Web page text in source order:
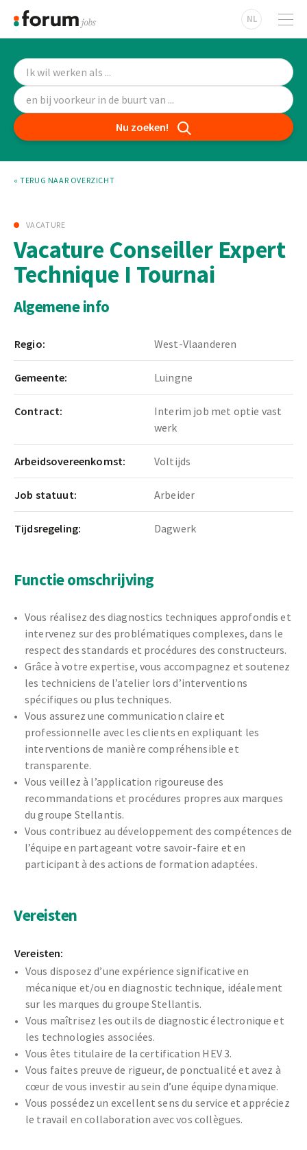
NL
Nu zoeken!
« TERUG NAAR OVERZICHT
VACATURE
Vacature Conseiller Expert
Technique I Tournai
Algemene info
Regio: West-Vlaanderen
Gemeente: Luingne
Contract:
Interim job met optie vast
werk
Arbeidsovereenkomst: Voltijds
Job statuut: Arbeider
Tijdsregeling: Dagwerk
Functie omschrijving
Vous réalisez des diagnostics techniques approfondis et
intervenez sur des problématiques complexes, dans le
respect des standards et procédures des constructeurs.
Grâce à votre expertise, vous accompagnez et soutenez
les techniciens de l’atelier lors d’interventions
spécifiques ou plus techniques.
Vous assurez une communication claire et
professionnelle avec les clients en expliquant les
interventions de manière compréhensible et
transparente.
Vous veillez à l’application rigoureuse des
recommandations et procédures propres aux marques
du groupe Stellantis.
Vous contribuez au développement des compétences de
l’équipe en partageant votre savoir-faire et en
participant à des actions de formation adaptées.
Vereisten
Vereisten:
Vous disposez d’une expérience significative en
mécanique et/ou en diagnostic technique, idéalement
sur les marques du groupe Stellantis.
Vous maîtrisez les outils de diagnostic électronique et
les technologies associées.
Vous êtes titulaire de la certification HEV 3.
Vous faites preuve de rigueur, de ponctualité et avez à
cœur de vous investir au sein d’une équipe dynamique.
Vous possédez un excellent sens du service et appréciez
le travail en collaboration avec vos collègues.